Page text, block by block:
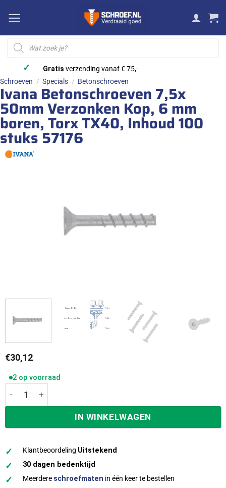
naar
inhoud
Producten
zoeken
✓ Gratis verzending vanaf € 75,-
Schroeven / Specials / Betonschroeven
Ivana Betonschroeven 7,5x
50mm Verzonken Kop, 6 mm
boren, Torx TX40, Inhoud 100
stuks 57176
€30,12
2 op voorraad
IN WINKELWAGEN
✓ Klantbeoordeling Uitstekend
✓ 30 dagen bedenktijd
✓ Meerdere schroefmaten in één keer te bestellen